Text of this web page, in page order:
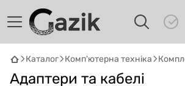
Каталог Комп'ютерна техніка
Адаптери та кабелі